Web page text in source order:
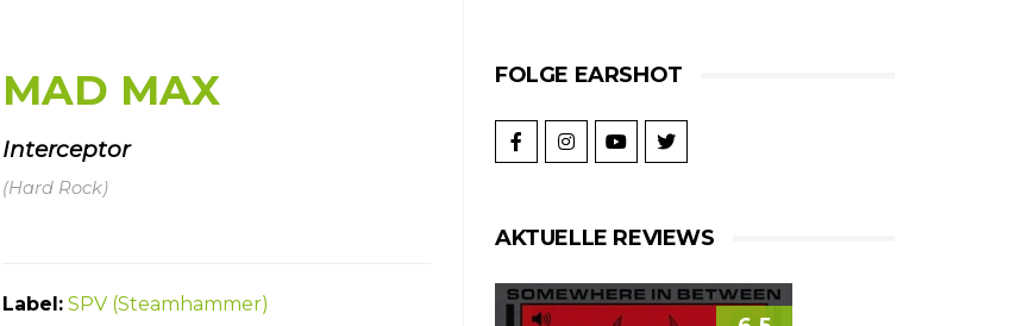
MAD MAX
Interceptor
(Hard Rock)
Label: SPV (Steamhammer)
FOLGE EARSHOT
AKTUELLE REVIEWS